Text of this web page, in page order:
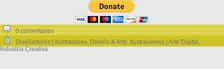
0 comentarios
Diseñadores | Ilustradores Diseño & Arte Ilustraciones | Arte Digital
Industria Creativa